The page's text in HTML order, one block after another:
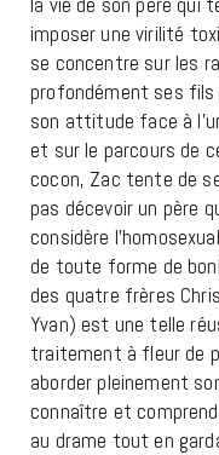
imposer une virilité
se concentre sur les
profondément ses
son attitude face à
et sur le parcours de
cocon, Zac tente de
pas décevoir un père
considère
de toute forme de
des quatre frères
Yvan) est une telle
traitement à fleur de
aborder pleinement
connaître et
au drame tout en